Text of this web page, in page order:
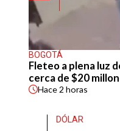
BOGOTÁ
Fleteo a plena luz
cerca de $20
Hace2 horas
DÓLAR